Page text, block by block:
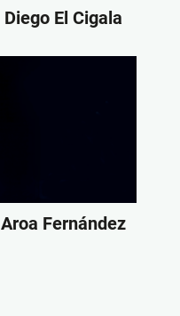
Diego El Cigala
Aroa Fernández